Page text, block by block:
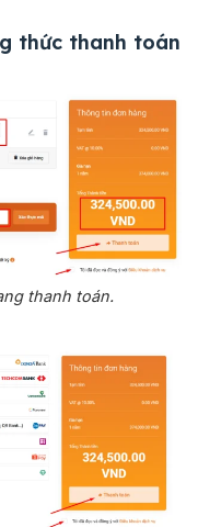
thức thanh toán
thanh toán.